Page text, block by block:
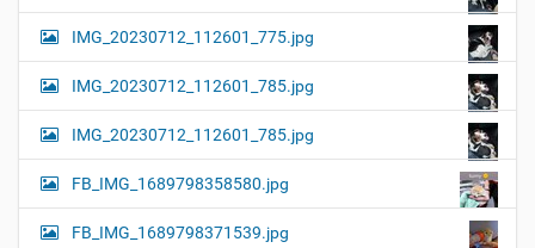
IMG_20230712_112601_775.jpg
IMG_20230712_112601_785.jpg
IMG_20230712_112601_785.jpg
FB_IMG_1689798358580.jpg
FB_IMG_1689798371539.jpg